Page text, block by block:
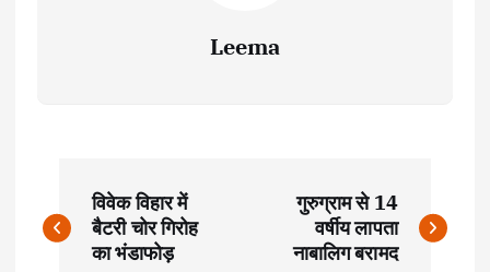
Leema
o
विवेक विहार में
बैटरी चोर गिरोह
का भंडाफोड़
गुरुग्राम से 14
वर्षीय लापता
नाबालिग बरामद